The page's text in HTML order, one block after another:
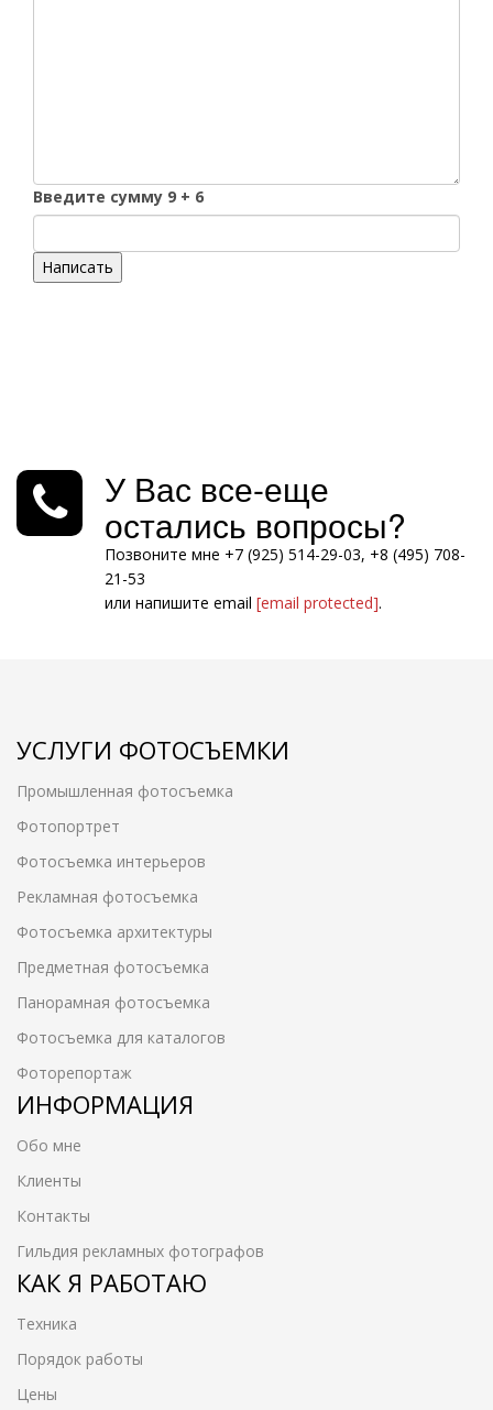
Введите сумму 9 + 6
Написать
У Вас все-еще
остались вопросы?
Позвоните мне +7 (925) 514-29-03, +8 (495) 708-
21-53
или напишите email [email protected].
УСЛУГИ ФОТОСЪЕМКИ
Промышленная фотосъемка
Фотопортрет
Фотосъемка интерьеров
Рекламная фотосъемка
Фотосъемка архитектуры
Предметная фотосъемка
Панорамная фотосъемка
Фотосъемка для каталогов
Фоторепортаж
ИНФОРМАЦИЯ
Обо мне
Клиенты
Контакты
Гильдия рекламных фотографов
КАК Я РАБОТАЮ
Техника
Порядок работы
Цены